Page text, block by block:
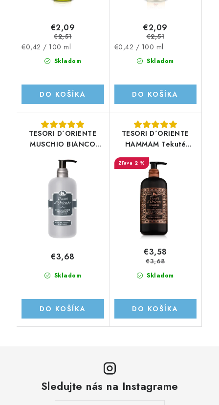
Skladom
€2,09
€2,51
Jednotková
€0,42 / 100 ml
DO KOŠÍKA
Skladom
€2,09
€2,51
Jednotková
€0,42 / 100 ml
DO KOŠÍKA
TESORI D´ORIENTE
MUSCHIO BIANCO
Skladom
€3,68
DO KOŠÍKA
TESORI D´ORIENTE
HAMMAM Tekuté
2 %
Skladom
€3,58
€3,68
DO KOŠÍKA
Sledujte nás na Instagrame